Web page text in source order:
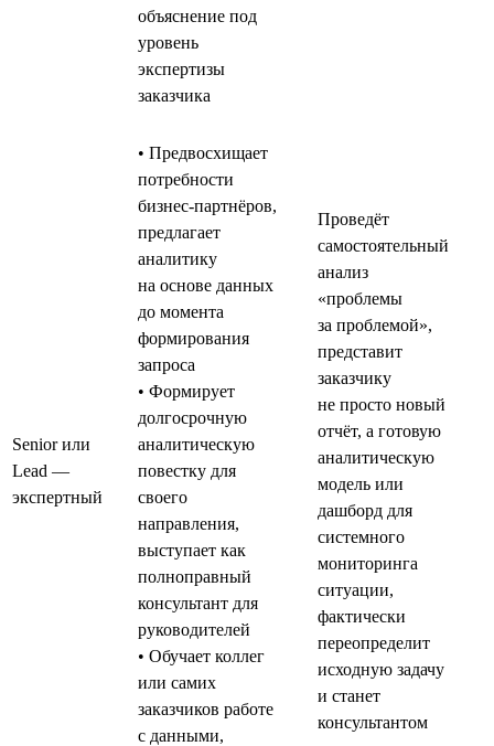
объяснение под
уровень
экспертизы
заказчика
Senior или
Lead —
экспертный
• Предвосхищает
потребности
бизнес-партнёров,
предлагает
аналитику
на основе данных
до момента
формирования
запроса
• Формирует
долгосрочную
аналитическую
повестку для
своего
направления,
выступает как
полноправный
консультант для
руководителей
• Обучает коллег
или самих
заказчиков работе
с данными,
Проведёт
самостоятельный
анализ
«проблемы
за проблемой»,
представит
заказчику
не просто новый
отчёт, а готовую
аналитическую
модель или
дашборд для
системного
мониторинга
ситуации,
фактически
переопределит
исходную задачу
и станет
консультантом